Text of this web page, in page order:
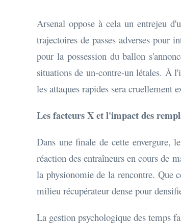
Arsenal oppose à cela un entrejeu
trajectoires de passes adverses pour
pour la possession du ballon
situations de un-contre-un létales. À
les attaques rapides sera cruellement
Les facteurs X et l'impact des
Dans une finale de cette envergure,
réaction des entraîneurs en cours de
la physionomie de la rencontre. Que
milieu récupérateur dense pour
La gestion psychologique des temps